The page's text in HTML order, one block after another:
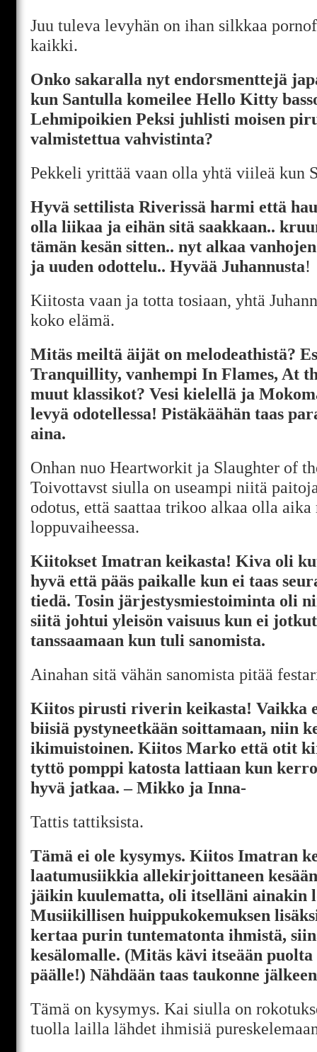
Juu tuleva levyhän on ihan silkkaa
kaikki.
Onko sakaralla nyt endorsmenttejä
kun Santulla komeilee Hello Kitty
Lehmipoikien Peksi juhlisti moisen
valmistettua vahvistinta?
Pekkeli yrittää vaan olla yhtä viileä kun
Hyvä settilista Riverissä harmi että
olla liikaa ja eihän sitä saakkaan..
tämän kesän sitten.. nyt alkaa
ja uuden odottelu.. Hyvää Juhannusta!
Kiitosta vaan ja totta tosiaan, yhtä
koko elämä.
Mitäs meiltä äijät on melodeathistä?
Tranquillity, vanhempi In Flames, At
muut klassikot? Vesi kielellä ja
levyä odotellessa! Pistäkäähän taas
aina.
Onhan nuo Heartworkit ja Slaughter of
Toivottavst siulla on useampi niitä
odotus, että saattaa trikoo alkaa olla
loppuvaiheessa.
Kiitokset Imatran keikasta! Kiva oli
hyvä että pääs paikalle kun ei taas
tiedä. Tosin järjestysmiestoiminta oli
siitä johtui yleisön vaisuus kun ei
tanssaamaan kun tuli sanomista.
Ainahan sitä vähän sanomista pitää
Kiitos pirusti riverin keikasta! Vaikka
biisiä pystyneetkään soittamaan, niin
ikimuistoinen. Kiitos Marko että otit
tyttö pomppi katosta lattiaan kun
hyvä jatkaa. – Mikko ja Inna-
Tattis tattiksista.
Tämä ei ole kysymys. Kiitos Imatran
laatumusiikkia allekirjoittaneen
jäikin kuulematta, oli itselläni ainakin
Musiikillisen huippukokemuksen
kertaa purin tuntematonta ihmistä,
kesälomalle. (Mitäs kävi itseään
päälle!) Nähdään taas taukonne
Tämä on kysymys. Kai siulla on
tuolla lailla lähdet ihmisiä